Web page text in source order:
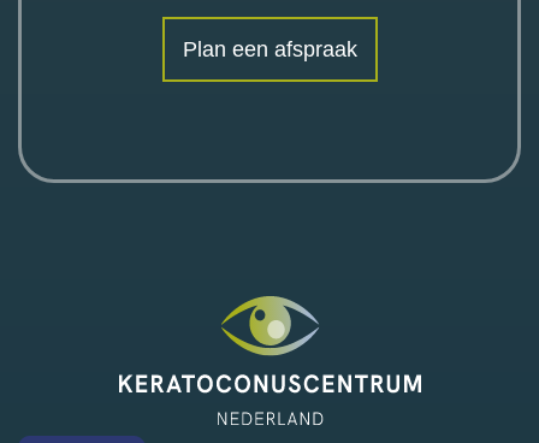
Plan een afspraak